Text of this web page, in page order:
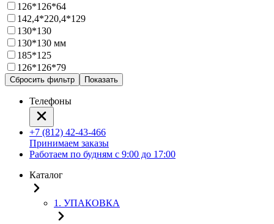
126*126*64
142,4*220,4*129
130*130
130*130 мм
185*125
126*126*79
Сбросить фильтр Показать
Телефоны
+7 (812) 42-43-466
Принимаем заказы
Работаем по будням с 9:00 до 17:00
Каталог
1. УПАКОВКА